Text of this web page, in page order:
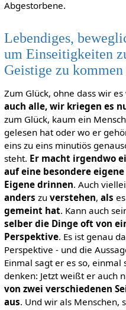
Abgestorbene.
Lebendiges,
um Einseitigkeiten
Geistige zu
Zum Glück, ohne dass wir es
auch alle, wir kriegen es
zum Glück, kaum ein
gelesen hat oder wo er
eins zu eins minutiös
steht. Er macht irgendwo
auf eine besondere
Eigene drinnen. Auch
anders zu verstehen, als
gemeint hat. Kann auch
selber die Dinge oft von
Perspektive. Es ist genau
Perspektive - und die
Einmal sagt er es so, einmal
denken: Jetzt weißt er auch
von zwei verschiedenen
aus. Und wir als Menschen,